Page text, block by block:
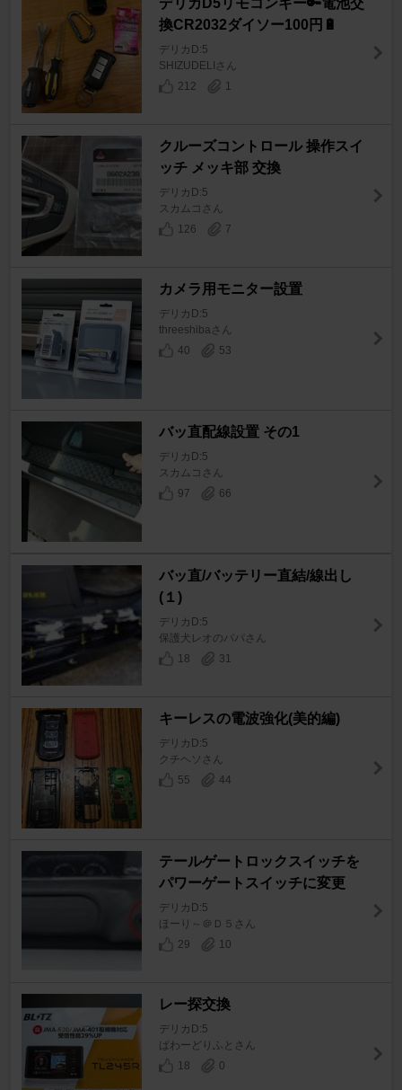
換CR2032ダイソー100円🔋
デリカD:5
SHIZUDELIさん
212
1
クルーズコントロール 操作スイ
ッチ メッキ部 交換
デリカD:5
スカムコさん
126
7
カメラ用モニター設置
デリカD:5
threeshibaさん
40
53
バッ直配線設置 その1
デリカD:5
スカムコさん
97
66
バッ直/バッテリー直結/線出し
(１)
デリカD:5
保護犬レオのパパさん
18
31
キーレスの電波強化(美的編)
デリカD:5
クチヘソさん
55
44
テールゲートロックスイッチを
パワーゲートスイッチに変更
デリカD:5
ほーり～＠Ｄ５さん
29
10
レー探交換
デリカD:5
ぱわーどりふとさん
18
0